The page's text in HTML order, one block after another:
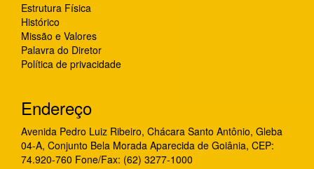
Estrutura Física
Histórico
Missão e Valores
Palavra do Diretor
Política de privacidade
Endereço
Avenida Pedro Luiz Ribeiro, Chácara Santo Antônio, Gleba
04-A, Conjunto Bela Morada Aparecida de Goiânia, CEP:
74.920-760 Fone/Fax: (62) 3277-1000